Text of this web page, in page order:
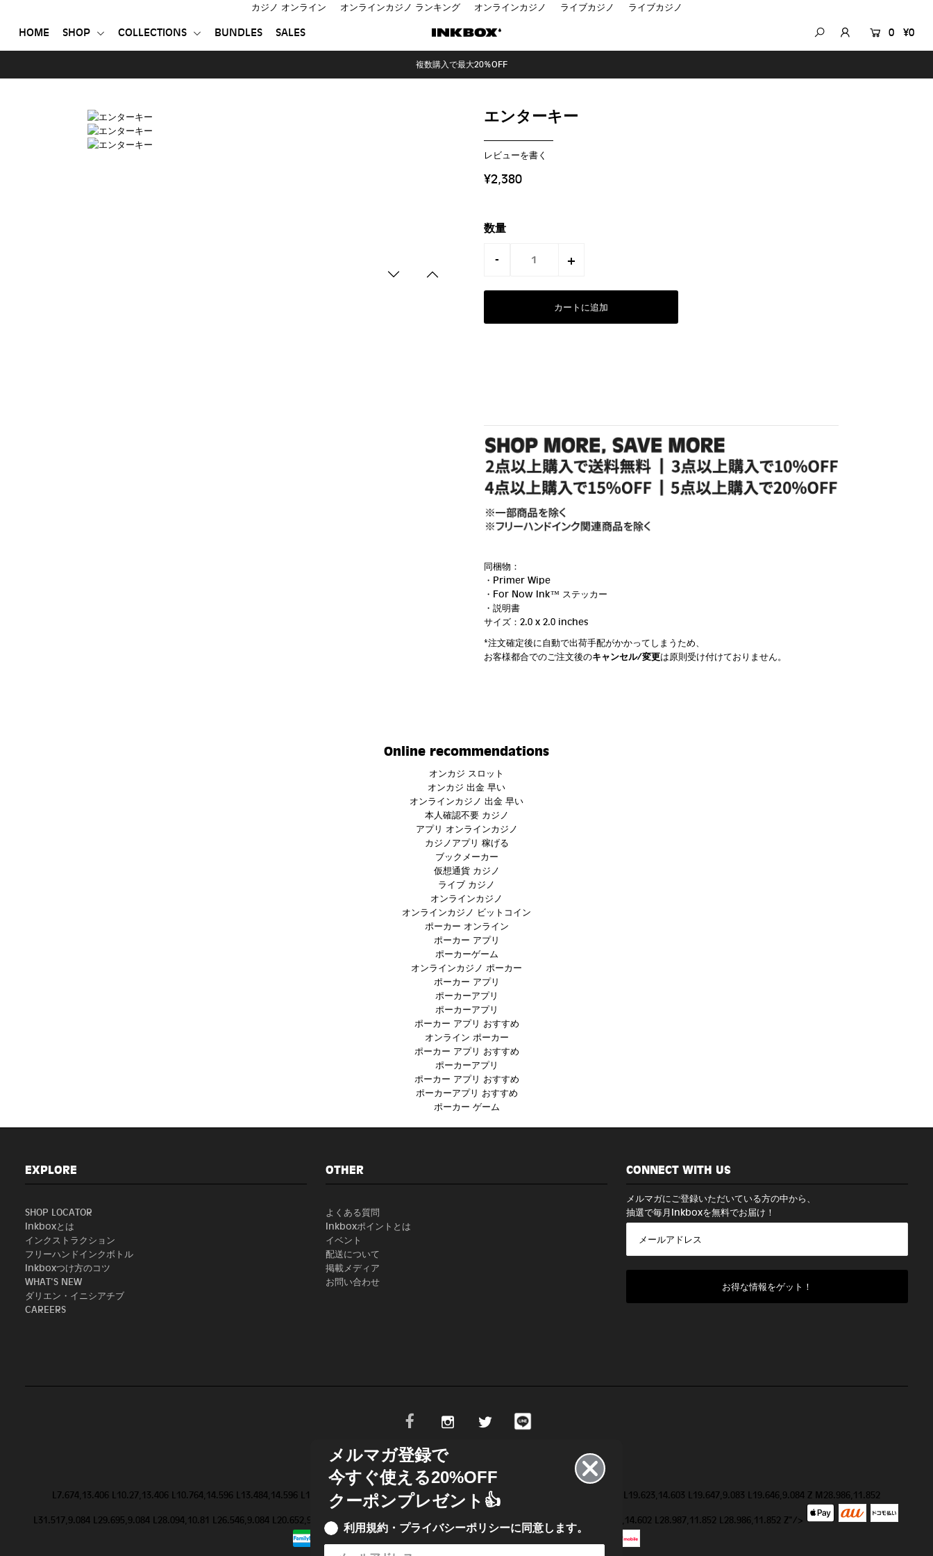
カジノ オンライン オンラインカジノ ランキング オンラインカジノ ライブカジノ ライブカジノ
HOME SHOP COLLECTIONS BUNDLES SALES 0 ¥0
複数購入で最大20%OFF
エンターキー
レビューを書く
¥2,380
数量
- +
同梱物：
・Primer Wipe
・For Now Ink ™ ステッカー
・説明書
サイズ：2.0 x 2.0 inches
*注文確定後に自動で出荷手配がかかってしまうため、
お客様都合でのご注文後のキャンセル/変更は原則受け付けておりません。
Online recommendations
オンカジ スロット
オンカジ 出金 早い
オンラインカジノ 出金 早い
本人確認不要 カジノ
アプリ オンラインカジノ
カジノアプリ 稼げる
ブックメーカー
仮想通貨 カジノ
ライブ カジノ
オンラインカジノ
オンラインカジノ ビットコイン
ポーカー オンライン
ポーカー アプリ
ポーカーゲーム
オンラインカジノ ポーカー
ポーカー アプリ
ポーカーアプリ
ポーカーアプリ
ポーカー アプリ おすすめ
オンライン ポーカー
ポーカー アプリ おすすめ
ポーカーアプリ
ポーカー アプリ おすすめ
ポーカーアプリ おすすめ
ポーカー ゲーム
EXPLORE
SHOP LOCATOR
Inkboxとは
インクストラクション
フリーハンドインクボトル
Inkboxつけ方のコツ
WHAT'S NEW
ダリエン・イニシアチブ
CAREERS
OTHER
よくある質問
Inkboxポイントとは
イベント
配送について
掲載メディア
お問い合わせ
CONNECT WITH US
メルマガにご登録いただいている方の中から、
抽選で毎月Inkboxを無料でお届け！
L7.674,13.406 L10.27,13.406 L10.764,14.596 L13.484,14.596 L13.484,10.661 L15.235,14.602 L16.425,14.602 L18.165,10.673 L18.165,14.603 L19.623,14.603 L19.647,9.083 L19.646,9.084 Z M28.986,11.852
L31.517,9.084 L29.695,9.084 L28.094,10.81 L26.546,9.084 L20.652,9.084 L20.652,14.602 L26.462,14.602 L28.076,12.864 L29.624,14.602 L31.499,14.602 L28.987,11.852 L28.986,11.852 Z"/>
メルマガ登録で
今すぐ使える20%OFF
クーポンプレゼント👍
利用規約・プライバシーポリシーに同意します。